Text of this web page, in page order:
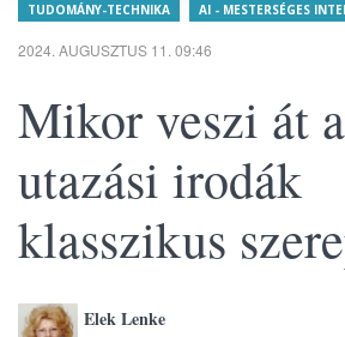
TUDOMÁNY-TECHNIKA AI - MESTERSÉGES
2024. AUGUSZTUS 11. 09:46
Mikor veszi át
utazási irodák
klasszikus
Elek Lenke